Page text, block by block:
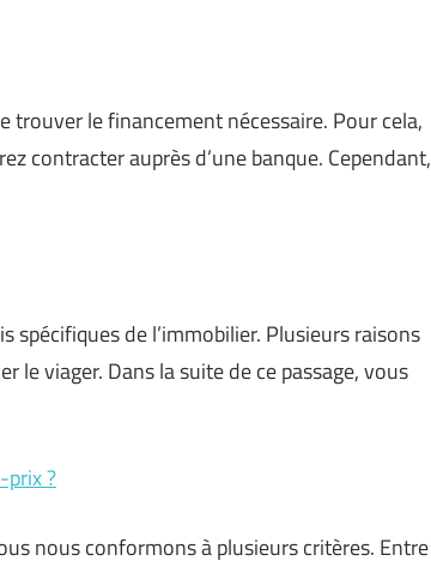
le financement nécessaire. Pour cela,
contracter auprès d’une banque. Cependant,
spécifiques de l’immobilier. Plusieurs raisons
le viager. Dans la suite de ce passage, vous
prix ?
nous conformons à plusieurs critères. Entre